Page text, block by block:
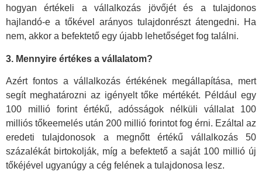
hogyan értékeli a vállalkozás jövőjét és a tulajdonos
hajlandó-e a tőkével arányos tulajdonrészt átengedni. Ha
nem, akkor a befektető egy újabb lehetőséget fog találni.
3. Mennyire értékes a vállalatom?
Azért fontos a vállalkozás értékének megállapítása, mert
segít meghatározni az igényelt tőke mértékét. Például egy
100 millió forint értékű, adósságok nélküli vállalat 100
milliós tőkeemelés után 200 millió forintot fog érni. Ezáltal az
eredeti tulajdonosok a megnőtt értékű vállalkozás 50
százalékát birtokolják, míg a befektető a saját 100 millió új
tőkéjével ugyanúgy a cég felének a tulajdonosa lesz.